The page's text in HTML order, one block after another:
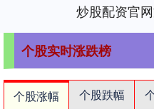
炒股配资官
个股实时涨跌榜
个股涨幅 个股跌幅